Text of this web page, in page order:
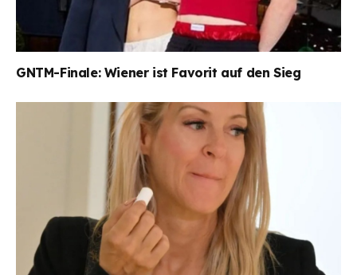
GNTM-Finale: Wiener ist Favorit auf den Sieg